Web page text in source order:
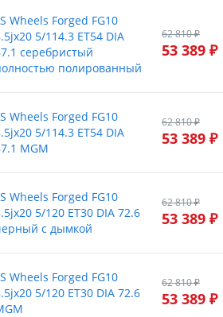
Wheels Forged FG10
5/114.3 ET54 DIA
серебристый
полированный
62 810 ₽
53 389 ₽
Wheels Forged FG10
5/114.3 ET54 DIA
MGM
62 810 ₽
53 389 ₽
Wheels Forged FG10
5/120 ET30 DIA 72.6
с дымкой
62 810 ₽
53 389 ₽
Wheels Forged FG10
5/120 ET30 DIA 72.6
62 810 ₽
53 389 ₽